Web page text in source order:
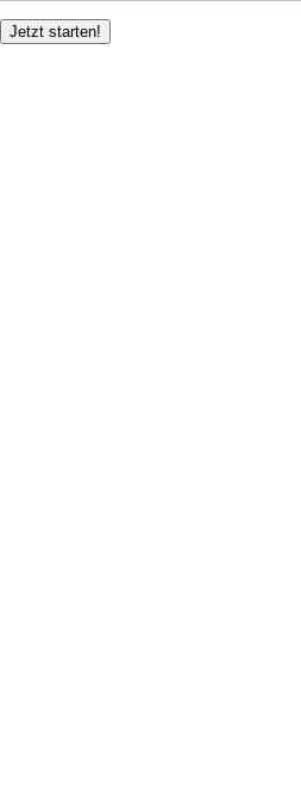
Jetzt starten!